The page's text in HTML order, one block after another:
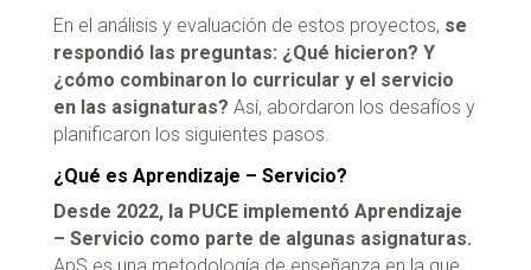
En el análisis y evaluación de estos proyectos, se
respondió las preguntas: ¿Qué hicieron? Y
¿cómo combinaron lo curricular y el servicio
en las asignaturas? Así, abordaron los desafíos y
planificaron los siguientes pasos.
¿Qué es Aprendizaje – Servicio?
Desde 2022, la PUCE implementó Aprendizaje
– Servicio como parte de algunas asignaturas.
ApS es una metodología de enseñanza en la que